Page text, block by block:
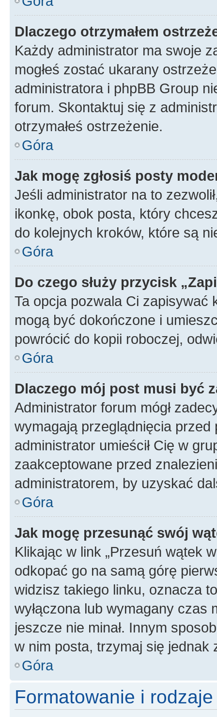
Dlaczego otrzymałem
Każdy administrator ma swoje
mogłeś zostać ukarany
administratora i phpBB Group
forum. Skontaktuj się z
otrzymałeś ostrzeżenie.
Góra
Jak mogę zgłosiś posty
Jeśli administrator na to
ikonkę, obok posta, który
do kolejnych kroków, które są
Góra
Do czego służy przycisk
Ta opcja pozwala Ci zapisywać
mogą być dokończone i
powrócić do kopii roboczej,
Góra
Dlaczego mój post musi być
Administrator forum mógł
wymagają przeglądnięcia
administrator umieścił Cię w
zaakceptowane przed
administratorem, by uzyskać
Góra
Jak mogę przesunąć swój
Klikając w link „Przesuń wątek
odkopać go na samą górę
widzisz takiego linku, oznacza
wyłączona lub wymagany czas
jeszcze nie minał. Innym
w nim posta, trzymaj się jednak
Góra
Formatowanie i